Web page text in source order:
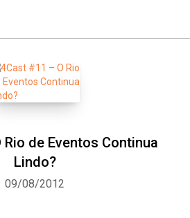
de Eventos Continua
Lindo?
09/08/2012